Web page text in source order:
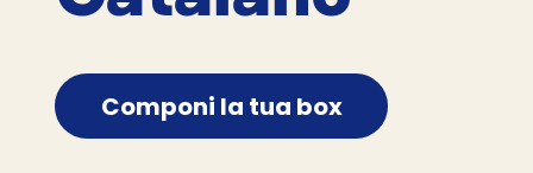
Componi la tua box